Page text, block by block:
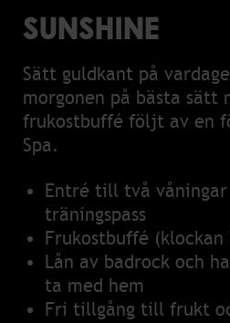
SUNSHINE
Sätt guldkant på
morgonen på bästa sätt
frukostbuffé följt av en
Spa.
Entré till två våningar
träningspass
Frukostbuffé (klockan
Lån av badrock och
ta med hem
Fri tillgång till frukt